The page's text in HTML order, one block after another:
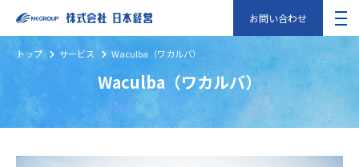
お問い合わせ
トップ サービス Waculba（ワカルバ）
Waculba（ワカルバ）